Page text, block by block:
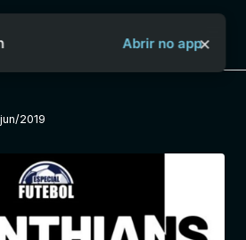
Sobre o Aya Bancah
Abrir no app×
jun/2019